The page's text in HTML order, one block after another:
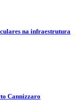
na infraestrutura
Cannizzaro